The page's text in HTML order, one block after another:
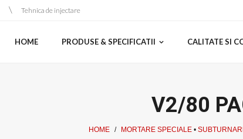
Tehnica de injectare
HOME PRODUSE & SPECIFICATII CALITATE SI
V2/80
HOME / MORTARE SPECIALE•